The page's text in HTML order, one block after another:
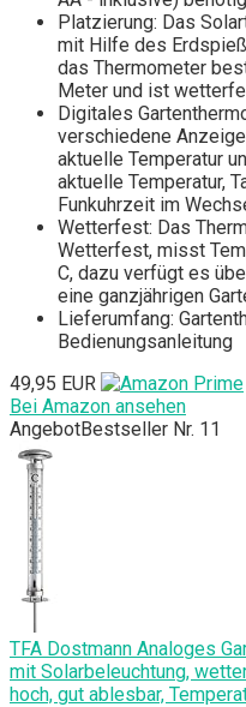
Platzierung: Das
mit Hilfe des
das Thermometer
Meter und ist
Digitales
verschiedene
aktuelle Temperatur
aktuelle Temperatur,
Funkuhrzeit im
Wetterfest: Das
Wetterfest, misst
C, dazu verfügt es
eine ganzjährigen
Lieferumfang:
Bedienungsanleitung
49,95 EUR
Bei Amazon ansehen
AngebotBestseller Nr. 11
TFA Dostmann Analoges
mit Solarbeleuchtung,
hoch, gut ablesbar,